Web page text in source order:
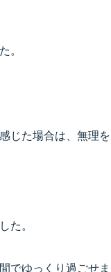
。
じた場合は、無理を
た。
でゆっくり過ごせま